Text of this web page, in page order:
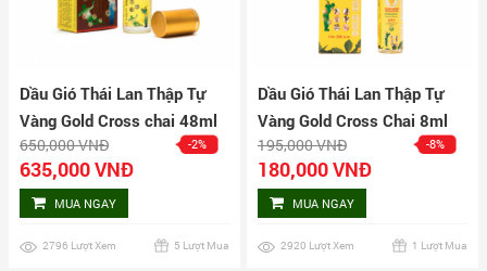
Dầu Gió Thái Lan Thập Tự
Vàng Gold Cross chai 48ml
650,000 VNĐ -2%
635,000 VNĐ
MUA NGAY
2796 Lượt Xem 5 Lượt Mua
Dầu Gió Thái Lan Thập Tự
Vàng Gold Cross Chai 8ml
195,000 VNĐ -8%
180,000 VNĐ
MUA NGAY
2920 Lượt Xem 1 Lượt Mua